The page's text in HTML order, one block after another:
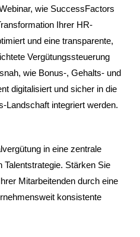
wie SuccessFactors
Ihrer HR-
und eine transparente,
Vergütungssteuerung
wie Bonus-, Gehalts- und
digitalisiert und sicher in die
Landschaft integriert werden.
in eine zentrale
Talentstrategie. Stärken Sie
Mitarbeitenden durch eine
konsistente